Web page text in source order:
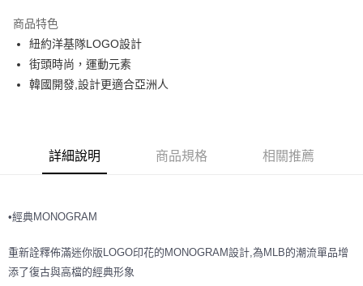
Apple Pay
街口支付
全家取貨付款<未取貨列黑名單/不支援離島取退>
全家取貨<不支援離島取退>
7-11取貨付款<未取貨列黑名單/不支援離島取退>
商品特色
紐約洋基隊LOGO設計
街頭時尚，運動元素
韓國開發,設計更適合亞洲人
詳細說明 商品規格 相關推薦
•經典MONOGRAM
重新詮釋佈滿迷你版LOGO印花的MONOGRAM設計,為MLB的潮流單品增
添了復古與高檔的經典形象